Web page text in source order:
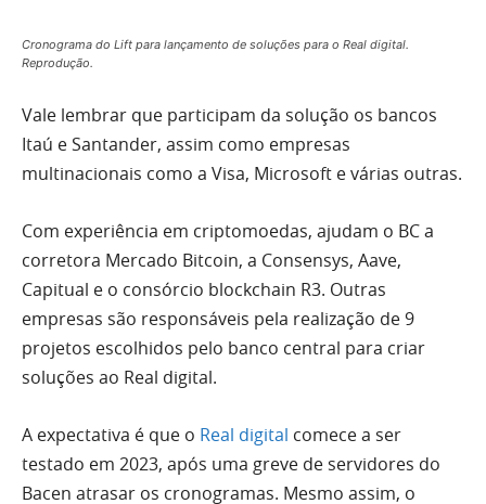
Cronograma do Lift para lançamento de soluções para o Real digital.
Reprodução.
Vale lembrar que participam da solução os bancos
Itaú e Santander, assim como empresas
multinacionais como a Visa, Microsoft e várias outras.
Com experiência em criptomoedas, ajudam o BC a
corretora Mercado Bitcoin, a Consensys, Aave,
Capitual e o consórcio blockchain R3. Outras
empresas são responsáveis pela realização de 9
projetos escolhidos pelo banco central para criar
soluções ao Real digital.
A expectativa é que o Real digital comece a ser
testado em 2023, após uma greve de servidores do
Bacen atrasar os cronogramas. Mesmo assim, o